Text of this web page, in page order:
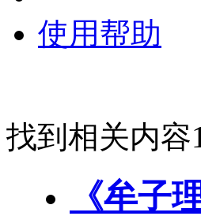
使用帮助
找到相关内容
《牟子